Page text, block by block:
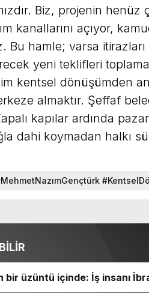
Biz, projenin henüz
kanallarını açıyor,
Bu hamle; varsa
yeni teklifleri
kentsel dönüşümden
almaktır. Şeffaf
kapılar ardında
dahi koymadan halkı
bir üzüntü içinde: İş insanı